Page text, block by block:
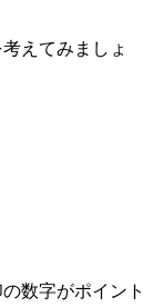
えてみましょ
数字がポイント